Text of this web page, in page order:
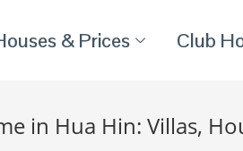
& Prices Club
in Hua Hin: Villas,